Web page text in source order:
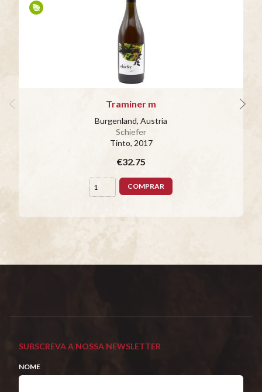
Traminer m
Burgenland, Austria
Schiefer
Tinto, 2017
€32.75
COMPRAR
SUBSCREVA A NOSSA NEWSLETTER
NOME